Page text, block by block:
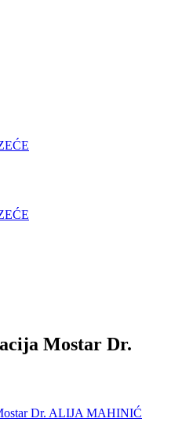
Mostar Dr.
Dr. ALIJA MAHINIĆ